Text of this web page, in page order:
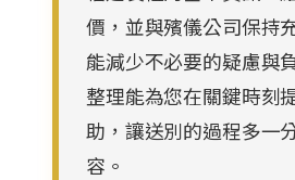
價，並與殯儀公司保持
能減少不必要的疑慮與
整理能為您在關鍵時刻
助，讓送別的過程多一
容。